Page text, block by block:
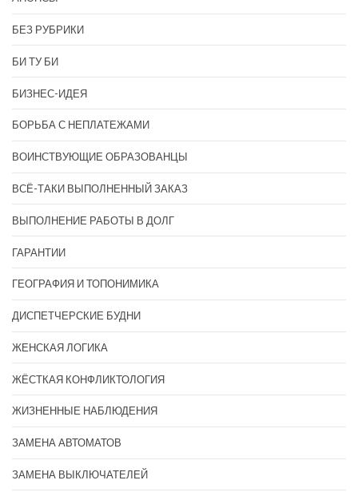
БЕЗ РУБРИКИ
БИ ТУ БИ
БИЗНЕС-ИДЕЯ
БОРЬБА С НЕПЛАТЕЖАМИ
ВОИНСТВУЮЩИЕ ОБРАЗОВАНЦЫ
ВСЁ-ТАКИ ВЫПОЛНЕННЫЙ ЗАКАЗ
ВЫПОЛНЕНИЕ РАБОТЫ В ДОЛГ
ГАРАНТИИ
ГЕОГРАФИЯ И ТОПОНИМИКА
ДИСПЕТЧЕРСКИЕ БУДНИ
ЖЕНСКАЯ ЛОГИКА
ЖЁСТКАЯ КОНФЛИКТОЛОГИЯ
ЖИЗНЕННЫЕ НАБЛЮДЕНИЯ
ЗАМЕНА АВТОМАТОВ
ЗАМЕНА ВЫКЛЮЧАТЕЛЕЙ